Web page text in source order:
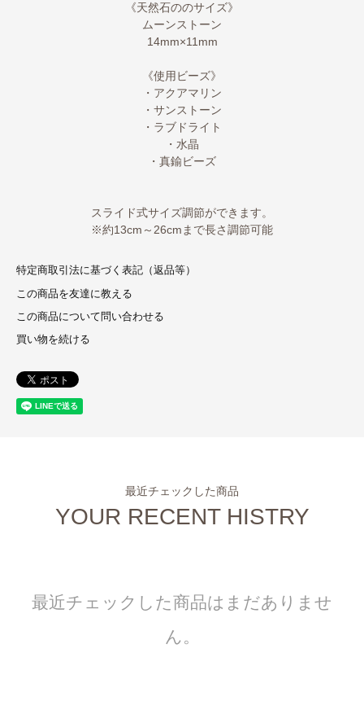
《天然石ののサイズ》
ムーンストーン
14mm×11mm
《使用ビーズ》
・アクアマリン
・サンストーン
・ラブドライト
・水晶
・真鍮ビーズ
スライド式サイズ調節ができます。
※約13cm～26cmまで長さ調節可能
特定商取引法に基づく表記（返品等）
この商品を友達に教える
この商品について問い合わせる
買い物を続ける
最近チェックした商品
YOUR RECENT HISTRY
最近チェックした商品はまだありませ
ん。